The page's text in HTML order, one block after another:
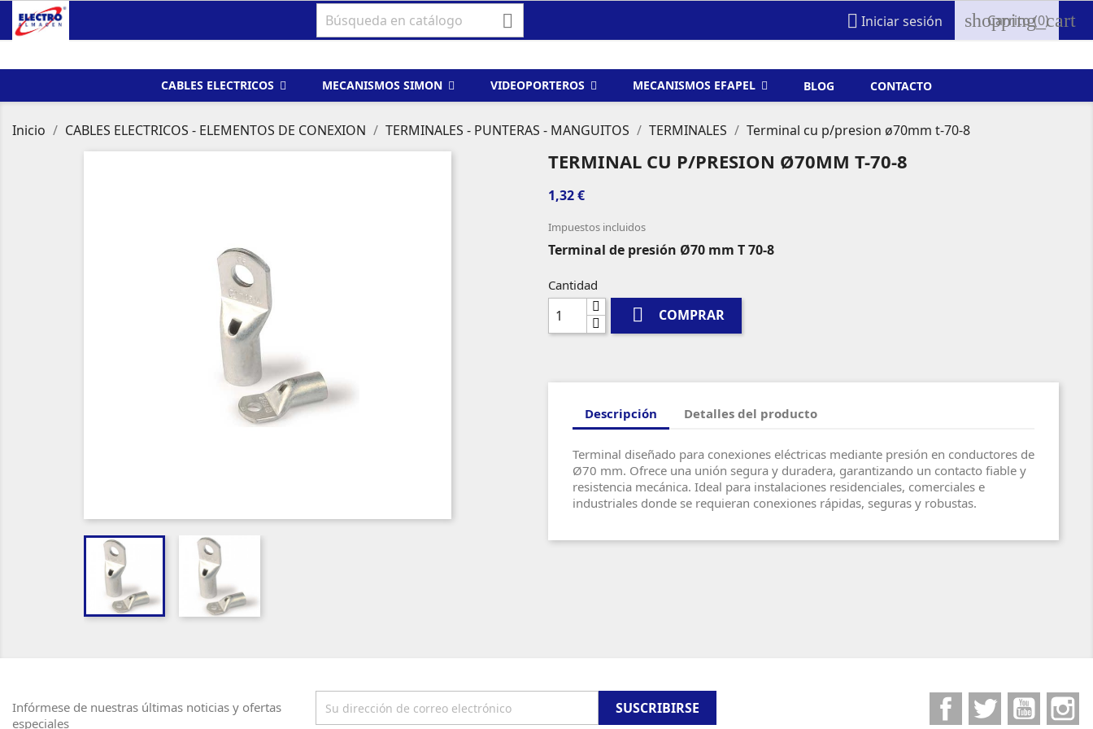
  Iniciar sesión shopping_cart
Carrito(0)
CABLES ELECTRICOS MECANISMOS SIMON VIDEOPORTEROS MECANISMOS EFAPEL BLOG CONTACTO
Inicio CABLES ELECTRICOS - ELEMENTOS DE CONEXION TERMINALES - PUNTERAS - MANGUITOS TERMINALES Terminal cu p/presion ø70mm t-70-8
TERMINAL CU P/PRESION Ø70MM T-70-8
1,32 €
Impuestos incluidos
Terminal de presión Ø70 mm T 70-8
Cantidad
 COMPRAR
Descripción Detalles del producto
Terminal diseñado para conexiones eléctricas mediante presión en conductores de
Ø70 mm. Ofrece una unión segura y duradera, garantizando un contacto fiable y
resistencia mecánica. Ideal para instalaciones residenciales, comerciales e
industriales donde se requieran conexiones rápidas, seguras y robustas.
Infórmese de nuestras últimas noticias y ofertas
especiales
FacebookTwitter YouTube